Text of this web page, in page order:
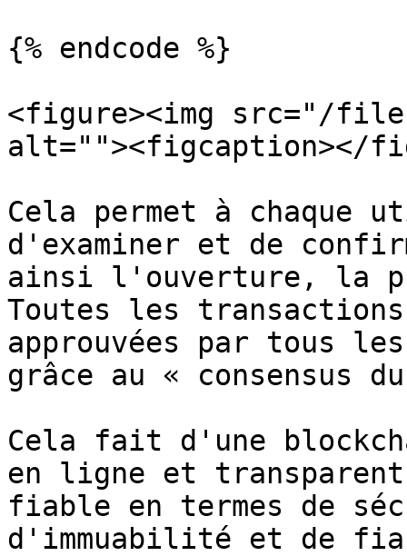
{% endcode %}
<figure><img src="/files/
alt=""><figcaption></
Cela permet à chaque
d'examiner et de
ainsi l'ouverture, la
Toutes les
approuvées par tous
grâce au « consensus
Cela fait d'une
en ligne et
fiable en termes de
d'immuabilité et de